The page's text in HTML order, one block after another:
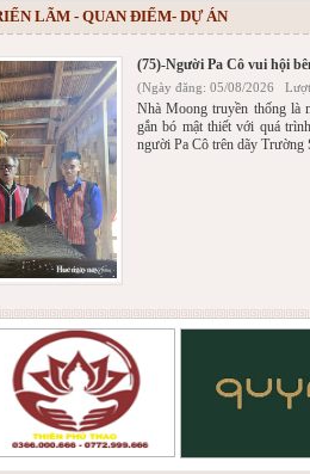
LÃM - QUAN ĐIỂM- DỰ ÁN
(75)-Người Pa Cô vui hội
(Ngày đăng: 05/08/2026
Nhà Moong truyền thống là
gắn bó mật thiết với quá
người Pa Cô trên dãy Trường